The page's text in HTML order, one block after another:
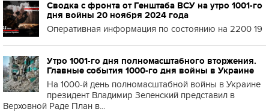
Сводка с фронта от Генштаба ВСУ на утро 1001-го
дня войны 20 ноября 2024 года
Оперативная информация по состоянию на 2200 19
Утро 1001-го дня полномасштабного вторжения.
Главные события 1000-го дня войны в Украине
На 1000-й день полномасштабной войны в Украине
президент Владимир Зеленский представил в
Верховной Раде План в...